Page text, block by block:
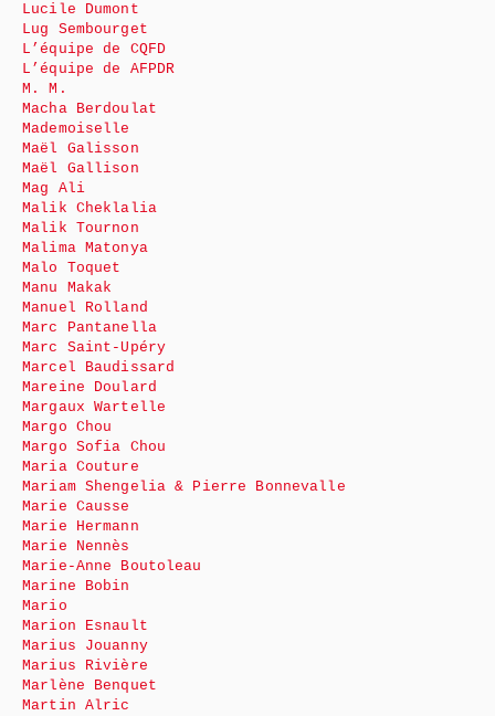
Lucile Dumont
Lug Sembourget
L’équipe de CQFD
L’équipe de AFPDR
M. M.
Macha Berdoulat
Mademoiselle
Maël Galisson
Maël Gallison
Mag Ali
Malik Cheklalia
Malik Tournon
Malima Matonya
Malo Toquet
Manu Makak
Manuel Rolland
Marc Pantanella
Marc Saint-Upéry
Marcel Baudissard
Mareine Doulard
Margaux Wartelle
Margo Chou
Margo Sofia Chou
Maria Couture
Mariam Shengelia & Pierre Bonnevalle
Marie Causse
Marie Hermann
Marie Nennès
Marie-Anne Boutoleau
Marine Bobin
Mario
Marion Esnault
Marius Jouanny
Marius Rivière
Marlène Benquet
Martin Alric